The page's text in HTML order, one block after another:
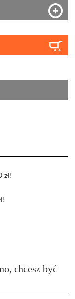
zł!
chcesz być